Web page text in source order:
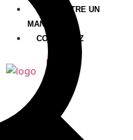
SOUMETTRE UN
MANUSCRIT
CONTACTEZ